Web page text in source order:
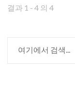
결과 1 - 4 의 4